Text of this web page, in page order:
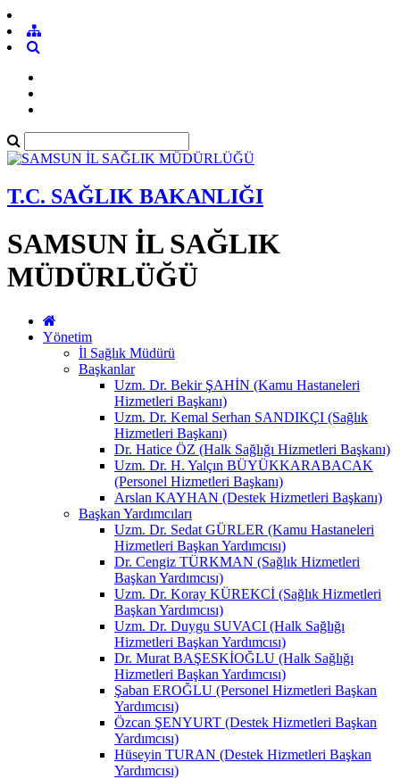
T.C. SAĞLIK BAKANLIĞI
SAMSUN İL SAĞLIK
MÜDÜRLÜĞÜ
Yönetim
İl Sağlık Müdürü
Başkanlar
Uzm. Dr. Bekir ŞAHİN (Kamu Hastaneleri
Hizmetleri Başkanı)
Uzm. Dr. Kemal Serhan SANDIKÇI (Sağlık
Hizmetleri Başkanı)
Dr. Hatice ÖZ (Halk Sağlığı Hizmetleri Başkanı)
Uzm. Dr. H. Yalçın BÜYÜKKARABACAK
(Personel Hizmetleri Başkanı)
Arslan KAYHAN (Destek Hizmetleri Başkanı)
Başkan Yardımcıları
Uzm. Dr. Sedat GÜRLER (Kamu Hastaneleri
Hizmetleri Başkan Yardımcısı)
Dr. Cengiz TÜRKMAN (Sağlık Hizmetleri
Başkan Yardımcısı)
Uzm. Dr. Koray KÜREKCİ (Sağlık Hizmetleri
Başkan Yardımcısı)
Uzm. Dr. Duygu SUVACI (Halk Sağlığı
Hizmetleri Başkan Yardımcısı)
Dr. Murat BAŞESKİOĞLU (Halk Sağlığı
Hizmetleri Başkan Yardımcısı)
Şaban EROĞLU (Personel Hizmetleri Başkan
Yardımcısı)
Özcan ŞENYURT (Destek Hizmetleri Başkan
Yardımcısı)
Hüseyin TURAN (Destek Hizmetleri Başkan
Yardımcısı)